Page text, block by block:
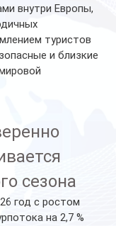
внутри Европы,
туристов
и близкие
сезона
год с ростом
на 2,7 %